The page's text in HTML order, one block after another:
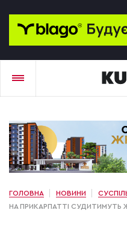
ГОЛОВНА НОВИНИ
НА ПРИКАРПАТТІ СУДИТИМУТЬ